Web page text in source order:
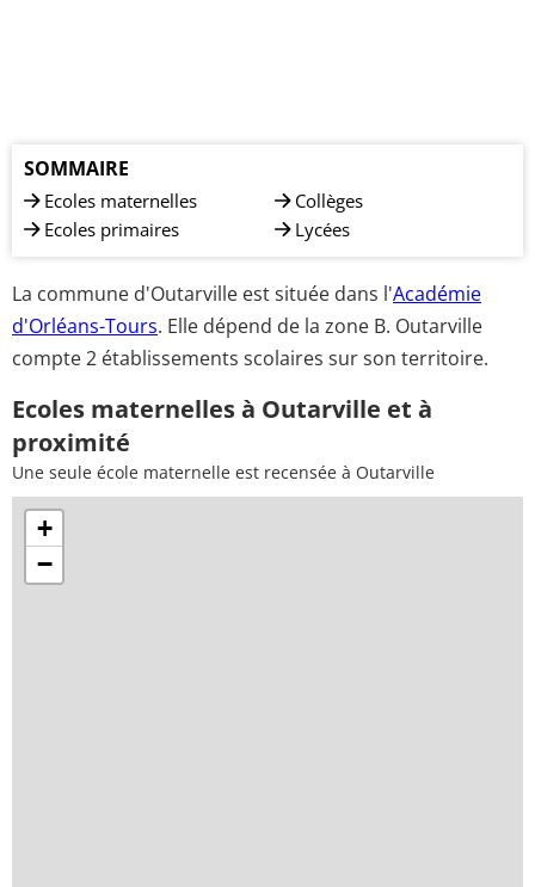
SOMMAIRE
Ecoles maternelles
Ecoles primaires
Collèges
Lycées
La commune d'Outarville est située dans l'Académie
d'Orléans-Tours. Elle dépend de la zone B. Outarville
compte 2 établissements scolaires sur son territoire.
Ecoles maternelles à Outarville et à
proximité
Une seule école maternelle est recensée à Outarville
+
−